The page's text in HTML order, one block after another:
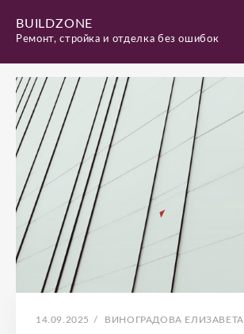
содержимому
BUILDZONE
Ремонт, стройка и отделка без ошибок
Последние записи
ОПУБЛИКОВАНО
14.09.2025 / АВТОР:
ВИНОГРАДОВА ЕЛИЗАВЕТА